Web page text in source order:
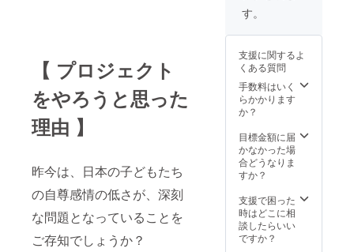
【 プロジェクト
をやろうと思った
理由 】
昨今は、日本の子どもたち
の自尊感情の低さが、深刻
な問題となっていることを
ご存知でしょうか？
※2019
年12月
14日
（土）
夕方、
東京都
催予定
※当日
ご参加
には、
後日動
画にて
配信い
予定 (詳
細に関
しては
12月頃
メール
でご連
す) ※
対面で
の受講
は、オ
ンライ
ンでの
受講も
定 ※
開催地
未定
※渡航費
宿泊費
等の経
となり
ます。
ご了承
チカン
でのwe
canパ
レード
TETRE
しての
詳細は
活動報
告ペー
ジをご
さい ・
支援者
限定コ
ミュニ
（faceb
ookグ
ルー
プ）ご
す。
支援に関するよ
くある質問
手数料はいく
らかかります
か？
目標金額に届
かなかった場
合どうなりま
すか？
支援で困った
時はどこに相
談したらいい
ですか？